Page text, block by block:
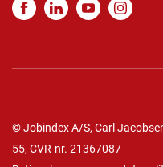
© Jobindex A/S, Carl
55, CVR-nr. 21367087